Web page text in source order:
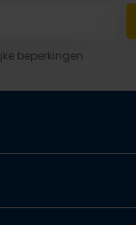
beperkingen